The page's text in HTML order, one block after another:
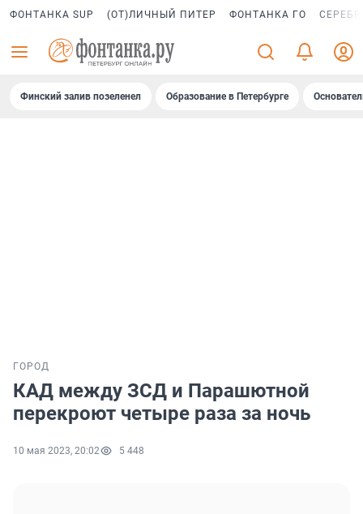
ФОНТАНКА SUP (ОТ)ЛИЧНЫЙ ПИТЕР ФОНТАНКА ГО
Финский залив позеленел Образование в Петербурге
ГОРОД
КАД между ЗСД и Парашютной
перекроют четыре раза за ночь
10 мая 2023, 20:02 5 448